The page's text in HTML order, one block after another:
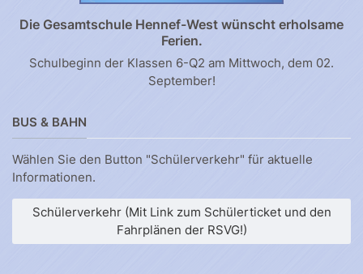
Die Gesamtschule Hennef-West wünscht erholsame
Ferien.
Schulbeginn der Klassen 6-Q2 am Mittwoch, dem 02.
September!
BUS & BAHN
Wählen Sie den Button "Schülerverkehr" für aktuelle
Informationen.
Schülerverkehr (Mit Link zum Schülerticket und den
Fahrplänen der RSVG!)